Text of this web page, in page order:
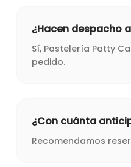
¿Hacen despacho
Sí, Pastelería Patty
pedido.
¿Con cuánta
Recomendamos